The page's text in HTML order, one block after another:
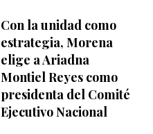
Con la unidad como
estrategia, Morena
elige a Ariadna
Montiel Reyes como
presidenta del Comité
Ejecutivo Nacional